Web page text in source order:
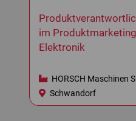
im
Elektronik
HORSCH Maschinen
Schwandorf